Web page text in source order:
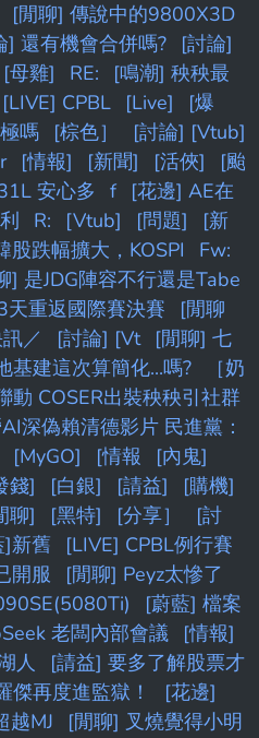
[閒聊] 傳說中的9800X3D
] 還有機會合併嗎?
[討論]
[母雞] RE:
[鳴潮] 秧秧最
[LIVE] CPBL [Live]
[爆
嗎 [棕色］
[討論] [Vtub]
r [情報] [新聞] [活俠]
[颱
安心多 f
[花邊] AE在
R: [Vtub] [問題]
[新
跌幅擴大，KOSPI
Fw:
] 是JDG陣容不行還是Tabe
重返國際賽決賽
[閒聊
／ [討論] [Vt
[閒聊] 七
基建這次算簡化...嗎?
［奶
動 COSER出裝秧秧引社群
深偽賴清德影片 民進黨：
[MyGO] [情報
[內鬼]
錢] [白銀] [請益]
[購機]
聊] [黑特] [分享］
[討
]新舊
[LIVE] CPBL例行賽
開服
[閒聊] Peyz太慘了
[蔚藍] 檔案
老闆內部會議
[情報]
人
[請益] 要多了解股票才
傑再度進監獄！
[花邊]
越MJ
[閒聊] 叉燒覺得小明